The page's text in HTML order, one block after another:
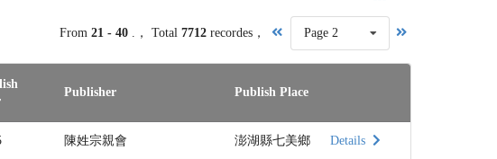
From21 - 40 .， Total7712 recordes， Page 2
Publisher Publish Place
陳姓宗親會 澎湖縣七美鄉 Details